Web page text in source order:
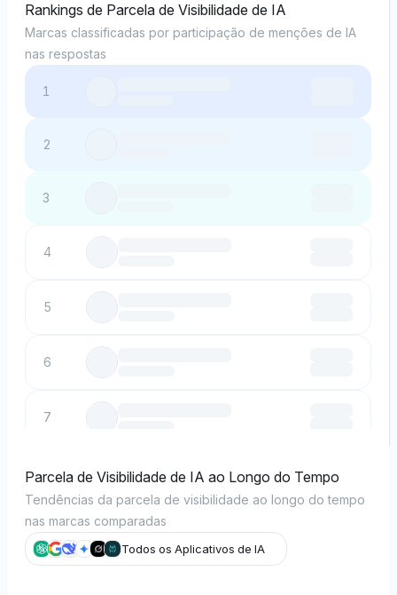
Rankings de Parcela de Visibilidade de IA
Marcas classificadas por participação de menções de IA
nas respostas
1
2
3
4
5
6
7
8
9
Parcela de Visibilidade de IA ao Longo do Tempo
Tendências da parcela de visibilidade ao longo do tempo
nas marcas comparadas
Todos os Aplicativos de IA